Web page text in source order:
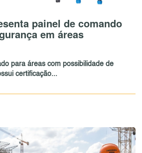
painel de comando
em áreas
para áreas com possibilidade de
certificação...